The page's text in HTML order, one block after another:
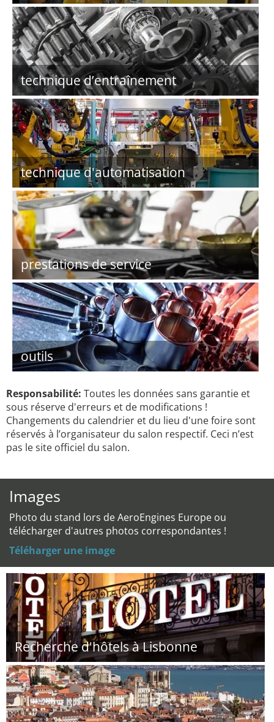
technique d’entraînement
technique d'automatisation
prestations de service
outils
Responsabilité: Toutes les données sans garantie et
sous réserve d'erreurs et de modifications !
Changements du calendrier et du lieu d'une foire sont
réservés à l’organisateur du salon respectif. Ceci n’est
pas le site officiel du salon.
Images
Photo du stand lors de AeroEngines Europe ou
télécharger d'autres photos correspondantes !
Téléharger une image
Recherche d'hôtels à Lisbonne